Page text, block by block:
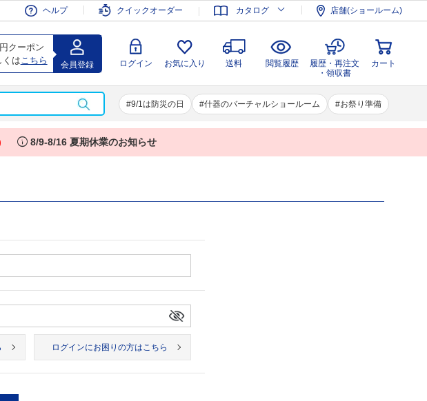
ヘルプ クイックオーダー カタログ 店舗(ショールーム)
クーポン
くは こちら 会員登録 ログイン お気に入り 送料 閲覧履歴
履歴・再注文
・領収書
カート
9/1は防災の日 什器のバーチャルショールーム お祭り準備
会員登録 ログイン お気に入り 送料 閲覧履歴
履歴・再注文
・領収書
カート
info 8/9-8/16 夏期休業のお知らせ
ログインにお困りの方はこちら